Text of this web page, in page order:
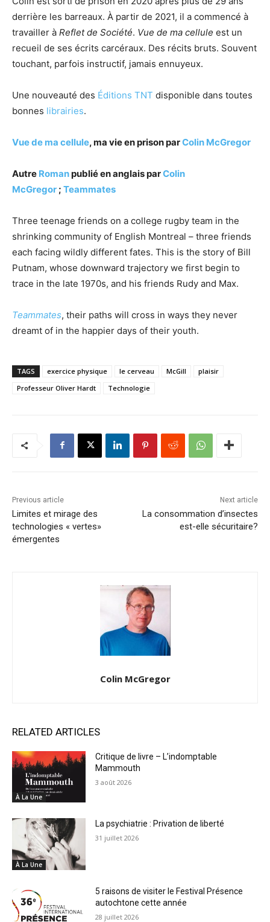
derrière les barreaux. À partir de 2021, il a commencé à
travailler à Reflet de Société. Vue de ma cellule est un
recueil de ses écrits carcéraux. Des récits bruts. Souvent
touchant, parfois instructif, jamais ennuyeux.
Une nouveauté des Éditions TNT disponible dans toutes
bonnes librairies.
Vue de ma cellule, ma vie en prison parColin McGregor
Autre Romanpublié en anglais parColin
McGregor ; Teammates
Three teenage friends on a college rugby team in the
shrinking community of English Montreal – three friends
each facing wildly different fates. This is the story of Bill
Putnam, whose downward trajectory we first begin to
trace in the late 1970s, and his friends Rudy and Max.
Teammates, their paths will cross in ways they never
dreamt of in the happier days of their youth.
TAGS exercice physique le cerveau McGill
plaisir
Professeur Oliver Hardt
Technologie
Previous article
Limites et mirage des
technologies « vertes»
émergentes
Next article
La consommation d’insectes
est-elle sécuritaire?
Colin McGregor
RELATED ARTICLES
À La Une
Critique de livre – L’indomptable
Mammouth
3 août 2026
À La Une
La psychiatrie : Privation de liberté
31 juillet 2026
5 raisons de visiter le Festival Présence
autochtone cette année
28 juillet 2026